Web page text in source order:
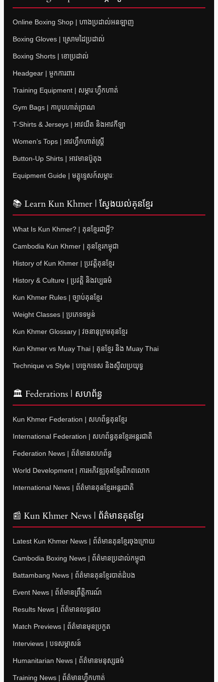
Online Boxing Shop | ហាងប្រដាល់អនឡាញ
Boxing Gloves | ស្រោមដៃប្រដាល់
Boxing Shorts | ខោប្រដាល់
Headgear | មួកការពារ
Training Equipment | សម្ភារៈហ្វឹកហាត់
Gym Bags | កាបូបហាត់ប្រាណ
T-Shirts & Jerseys | អាវយឺត និងអាវកីឡា
Women’s Tops | អាវហ្វឹកហាត់ស្ត្រី
Button-Up Shirts | អាវមានប៊ូតុង
Equipment Guide | មគ្គុទ្ទេសក៍សម្ភារៈ
📚 Learn Kun Khmer | ស្វែងយល់គុនខ្មែរ
What Is Kun Khmer? | គុនខ្មែរជាអ្វី?
Cambodia Kun Khmer | គុនខ្មែរកម្ពុជា
History of Kun Khmer | ប្រវត្តិគុនខ្មែរ
History & Culture | ប្រវត្តិ និងវប្បធម៌
Kun Khmer Rules | ច្បាប់គុនខ្មែរ
Weight Classes | ប្រភេទទម្ងន់
Kun Khmer Glossary | វចនានុក្រមគុនខ្មែរ
Kun Khmer vs Muay Thai | គុនខ្មែរ និង Muay Thai
Technique vs Style | បច្ចេកទេស និងស្ទីលប្រយុទ្ធ
🏛 Federations | សហព័ន្ធ
Kun Khmer Federation | សហព័ន្ធគុនខ្មែរ
International Federation | សហព័ន្ធគុនខ្មែរអន្តរជាតិ
Federation News | ព័ត៌មានសហព័ន្ធ
World Development | ការអភិវឌ្ឍគុនខ្មែរពិភពលោក
International News | ព័ត៌មានគុនខ្មែរអន្តរជាតិ
📰 Kun Khmer News | ព័ត៌មានគុនខ្មែរ
Latest Kun Khmer News | ព័ត៌មានគុនខ្មែរចុងក្រោយ
Cambodia Boxing News | ព័ត៌មានប្រដាល់កម្ពុជា
Battambang News | ព័ត៌មានគុនខ្មែរបាត់ដំបង
Event News | ព័ត៌មានព្រឹត្តិការណ៍
Results News | ព័ត៌មានលទ្ធផល
Match Previews | ព័ត៌មានមុនប្រកួត
Interviews | បទសម្ភាសន៍
Humanitarian News | ព័ត៌មានមនុស្សធម៌
Training News | ព័ត៌មានហ្វឹកហាត់